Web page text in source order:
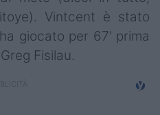
Vintcent è stato
giocato per 67' prima
Fisilau.